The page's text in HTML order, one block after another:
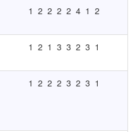
1 2 2 2 2 4 1 2
1 2 1 3 3 2 3 1
1 2 2 2 3 2 3 1